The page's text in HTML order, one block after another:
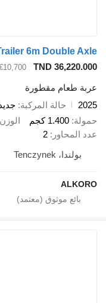
6m Double Axle
TND 36,220.000
عربة طعام مقطورة
2025
حالة المركبة
حمولة 1.400 كجم
عدد المحاور
2
بولندا، Tenczynek
ALKORO